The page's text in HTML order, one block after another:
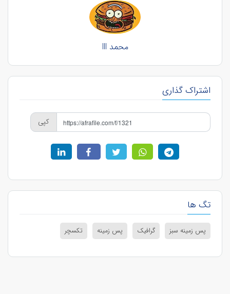
محمد lll
اشتراک گذاری
کپی
تگ ها
پس زمینه سبز گرافیک پس زمینه تکسچر